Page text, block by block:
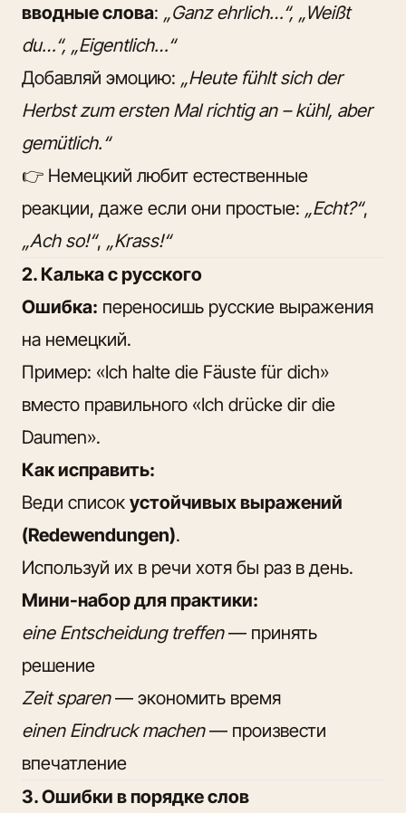
вводные слова: „Ganz ehrlich…“, „Weißt
du…“, „Eigentlich…“
Добавляй эмоцию: „Heute fühlt sich der
Herbst zum ersten Mal richtig an – kühl, aber
gemütlich.“
👉 Немецкий любит естественные
реакции, даже если они простые: „Echt?“,
„Ach so!“, „Krass!“
2. Калька с русского
Ошибка: переносишь русские выражения
на немецкий.
Пример: «Ich halte die Fäuste für dich»
вместо правильного «Ich drücke dir die
Daumen».
Как исправить:
Веди список устойчивых выражений
(Redewendungen).
Используй их в речи хотя бы раз в день.
Мини-набор для практики:
eine Entscheidung treffen— принять
решение
Zeit sparen— экономить время
einen Eindruck machen— произвести
впечатление
3. Ошибки в порядке слов